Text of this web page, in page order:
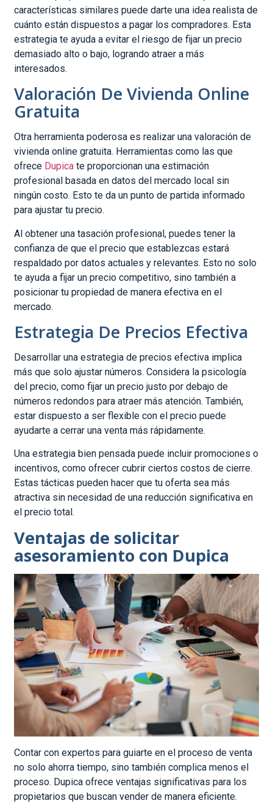
características similares puede darte una idea realista de
cuánto están dispuestos a pagar los compradores. Esta
estrategia te ayuda a evitar el riesgo de fijar un precio
demasiado alto o bajo, logrando atraer a más
interesados.
Valoración De Vivienda Online
Gratuita
Otra herramienta poderosa es realizar una valoración de
vivienda online gratuita. Herramientas como las que
ofrece Dupica te proporcionan una estimación
profesional basada en datos del mercado local sin
ningún costo. Esto te da un punto de partida informado
para ajustar tu precio.
Al obtener una tasación profesional, puedes tener la
confianza de que el precio que establezcas estará
respaldado por datos actuales y relevantes. Esto no solo
te ayuda a fijar un precio competitivo, sino también a
posicionar tu propiedad de manera efectiva en el
mercado.
Estrategia De Precios Efectiva
Desarrollar una estrategia de precios efectiva implica
más que solo ajustar números. Considera la psicología
del precio, como fijar un precio justo por debajo de
números redondos para atraer más atención. También,
estar dispuesto a ser flexible con el precio puede
ayudarte a cerrar una venta más rápidamente.
Una estrategia bien pensada puede incluir promociones o
incentivos, como ofrecer cubrir ciertos costos de cierre.
Estas tácticas pueden hacer que tu oferta sea más
atractiva sin necesidad de una reducción significativa en
el precio total.
Ventajas de solicitar
asesoramiento con Dupica
Contar con expertos para guiarte en el proceso de venta
no solo ahorra tiempo, sino también complica menos el
proceso. Dupica ofrece ventajas significativas para los
propietarios que buscan vender de manera eficiente.